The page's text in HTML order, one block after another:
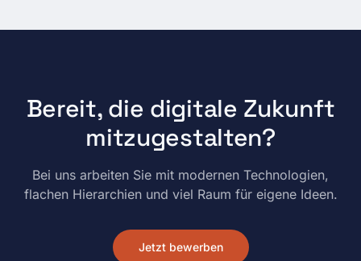
Bereit, die digitale Zukunft
mitzugestalten?
Bei uns arbeiten Sie mit modernen Technologien,
flachen Hierarchien und viel Raum für eigene Ideen.
Jetzt bewerben